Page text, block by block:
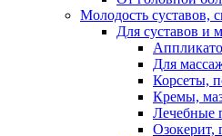
Молодость суставов,
Для суставов и
Для
Корсеты,
Кремы,
Лечебные
Озокерит,